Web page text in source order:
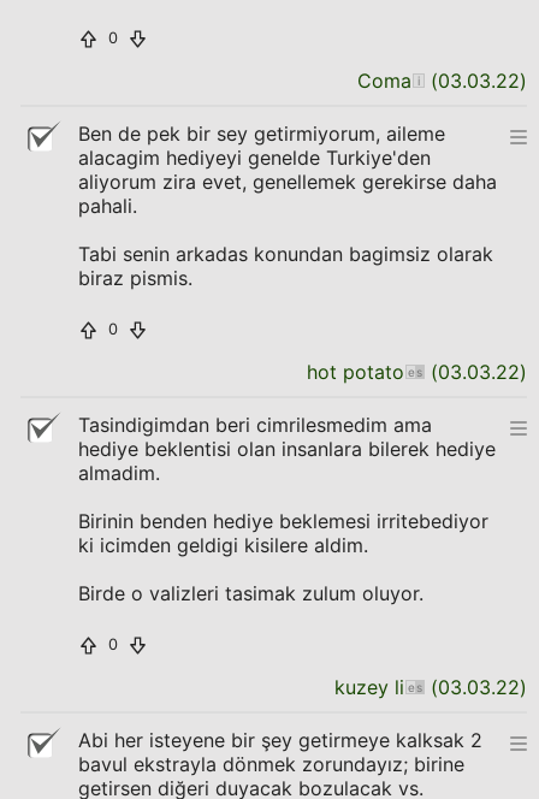
0
Coma (03.03.22)
Ben de pek bir sey getirmiyorum, aileme
alacagim hediyeyi genelde Turkiye'den
aliyorum zira evet, genellemek gerekirse daha
pahali.
Tabi senin arkadas konundan bagimsiz olarak
biraz pismis.
0
hot potato (03.03.22)
Tasindigimdan beri cimrilesmedim ama
hediye beklentisi olan insanlara bilerek hediye
almadim.
Birinin benden hediye beklemesi irritebediyor
ki icimden geldigi kisilere aldim.
Birde o valizleri tasimak zulum oluyor.
0
kuzey li (03.03.22)
Abi her isteyene bir şey getirmeye kalksak 2
bavul ekstrayla dönmek zorundayız; birine
getirsen diğeri duyacak bozulacak vs.